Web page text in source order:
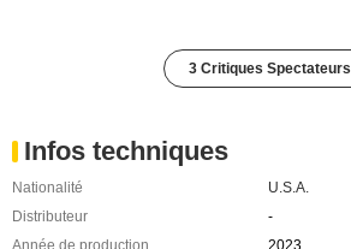
3 Critiques Spectateurs
Infos techniques
Nationalité
U.S.A.
Distributeur
-
Année de production
2023